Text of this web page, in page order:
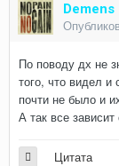
Demens
По поводу дх не
того, что видел
почти не было и
А так все
Цитата